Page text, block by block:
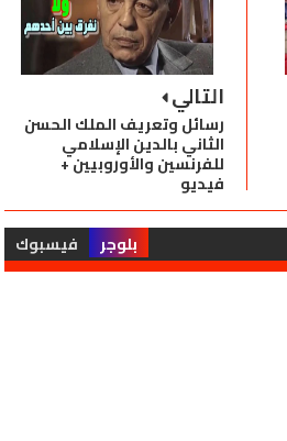
التالي
رسائل وتعريف الملك الحسن
الثاني بالدين الإسلامي
للفرنسين والأوروبيين +
فيديو
بلوجر فيسبوك